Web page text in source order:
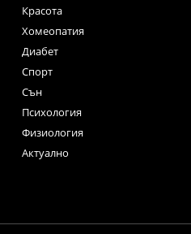
Красота
Хомеопатия
Диабет
Спорт
Сън
Психология
Физиология
Актуално